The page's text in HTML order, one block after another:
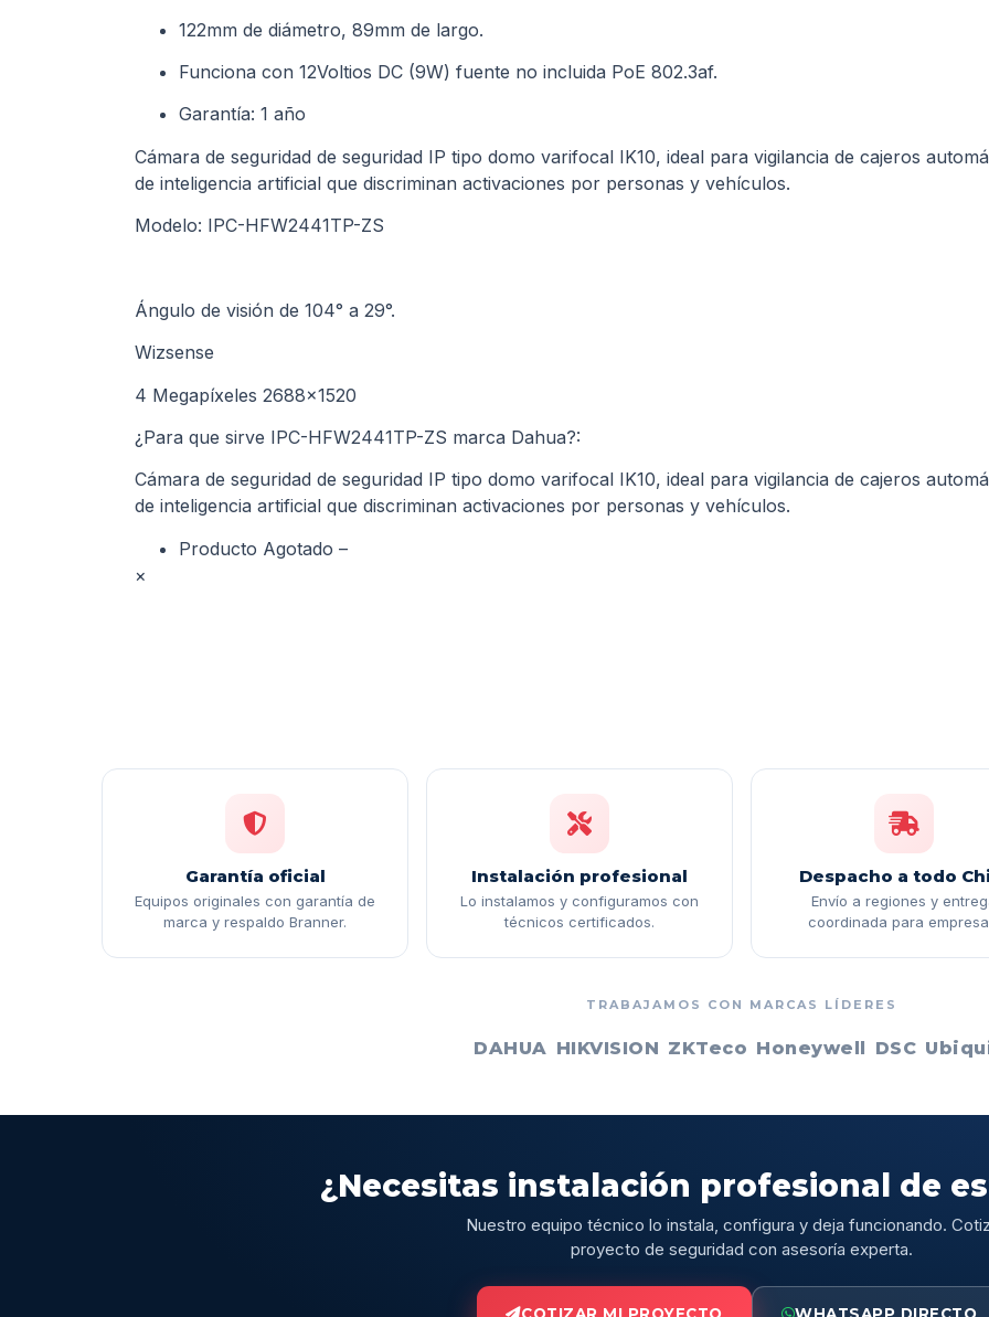
122mm de diámetro, 89mm de largo.
Funciona con 12Voltios DC (9W) fuente no incluida PoE 802.3af.
Garantía: 1 año
Cámara de seguridad de seguridad IP tipo domo varifocal IK10, ideal para vigilancia de cajeros
de inteligencia artificial que discriminan activaciones por personas y vehículos.
Modelo: IPC-HFW2441TP-ZS
Ángulo de visión de 104° a 29°.
Wizsense
4 Megapíxeles 2688×1520
¿Para que sirve IPC-HFW2441TP-ZS marca Dahua?:
Cámara de seguridad de seguridad IP tipo domo varifocal IK10, ideal para vigilancia de cajeros
de inteligencia artificial que discriminan activaciones por personas y vehículos.
Producto Agotado –
×
Garantía oficial
Equipos originales con garantía de
marca y respaldo Branner.
Instalación profesional
Lo instalamos y configuramos con
técnicos certificados.
Despacho a todo
Envío a regiones y
coordinada para
TRABAJAMOS CON MARCAS LÍDERES
DAHUA HIKVISION ZKTeco Honeywell DSC
¿Necesitas instalación profesional de
Nuestro equipo técnico lo instala, configura y deja funcionando.
proyecto de seguridad con asesoría experta.